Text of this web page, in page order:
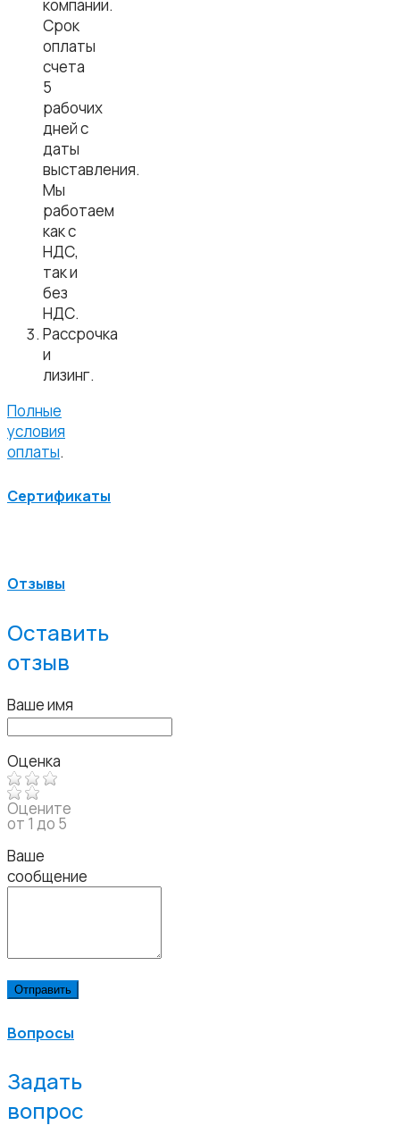
компании.
Срок
оплаты
счета
5
рабочих
дней с
даты
выставления.
Мы
работаем
как с
НДС,
так и
без
НДС.
Рассрочка
и
лизинг.
Полные
условия
оплаты.
Сертификаты
Отзывы
Оставить
отзыв
Ваше имя
Оценка
Оцените
от 1 до 5
Ваше
сообщение
Вопросы
Задать
вопрос